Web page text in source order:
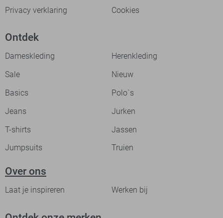
Privacy verklaring
Cookies
Ontdek
Dameskleding
Herenkleding
Sale
Nieuw
Basics
Polo`s
Jeans
Jurken
T-shirts
Jassen
Jumpsuits
Truien
Over ons
Laat je inspireren Werken bij